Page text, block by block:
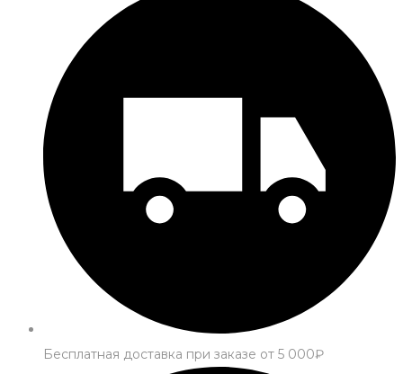
Бесплатная доставка при заказе от 5 000₽